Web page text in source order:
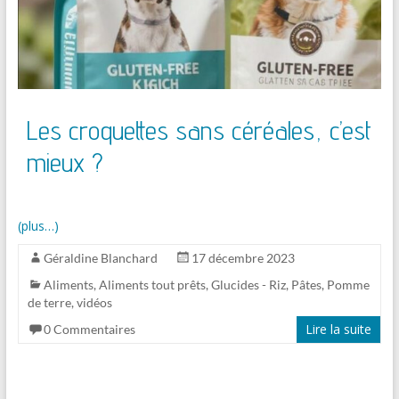
Les croquettes sans céréales, c’est
mieux ?
(plus…)
Géraldine Blanchard
17 décembre 2023
Aliments,Aliments tout prêts,Glucides - Riz, Pâtes, Pomme
de terre,vidéos
0 Commentaires
Lire la suite